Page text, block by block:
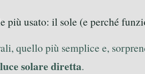
più usato: il sole (e perché
quello più semplice e,
luce solare diretta.